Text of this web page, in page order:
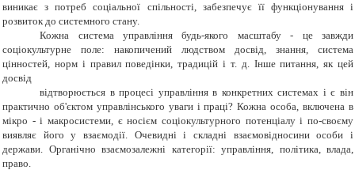
виникає з потреб соціальної спільності, забезпечує її функціонування і
розвиток до системного стану.
Кожна система управління будь-якого масштабу - це завжди
соціокультурне поле: накопичений людством досвід, знання, система
цінностей, норм і правил поведінки, традицій і т. д. Інше питання, як цей
досвід
відтворюється в процесі управління в конкретних системах і є він
практично об'єктом управлінського уваги і праці? Кожна особа, включена в
мікро - і макросистеми, є носієм соціокультурного потенціалу і по-своєму
виявляє його у взаємодії. Очевидні і складні взаємовідносини особи і
держави. Органічно взаємозалежні категорії: управління, політика, влада,
право.